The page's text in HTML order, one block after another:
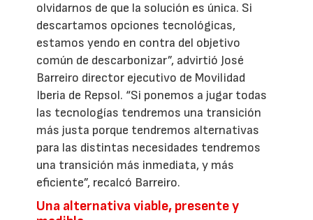
olvidarnos de que la solución es única. Si
descartamos opciones tecnológicas,
estamos yendo en contra del objetivo
común de descarbonizar”, advirtió José
Barreiro director ejecutivo de Movilidad
Iberia de Repsol. “Si ponemos a jugar todas
las tecnologías tendremos una transición
más justa porque tendremos alternativas
para las distintas necesidades tendremos
una transición más inmediata, y más
eficiente”, recalcó Barreiro.
Una alternativa viable, presente y